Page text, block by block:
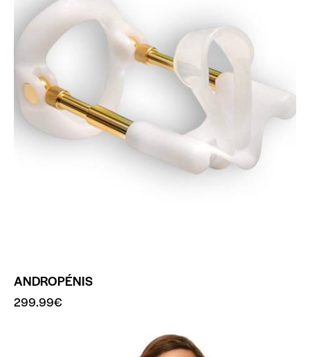
ANDROPÉNIS
299.99€